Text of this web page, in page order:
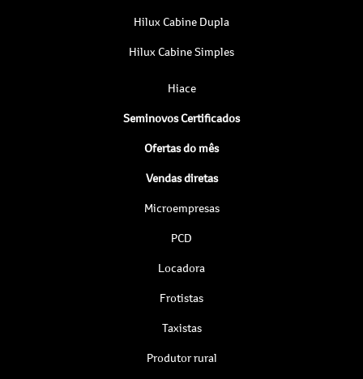
Hilux Cabine Dupla
Hilux Cabine Simples
Hiace
Seminovos Certificados
Ofertas do mês
Vendas diretas
Microempresas
PCD
Locadora
Frotistas
Taxistas
Produtor rural